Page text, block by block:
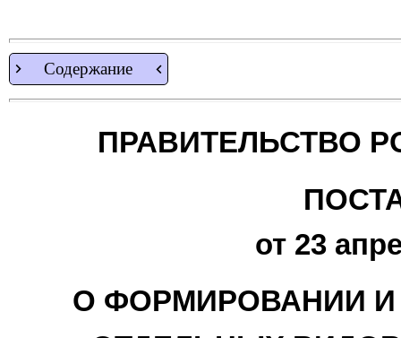
Содержание
ПРАВИТЕЛЬСТВО
от 23
О ФОРМИРОВАНИИ И